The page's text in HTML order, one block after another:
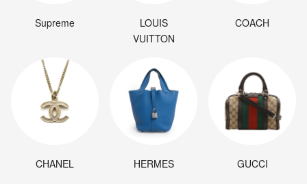
Supreme
LOUIS
VUITTON
COACH
CHANEL HERMES GUCCI